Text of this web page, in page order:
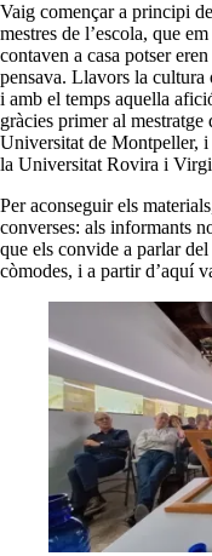
Vaig començar a principi
mestres de l’escola, que
contaven a casa potser
pensava. Llavors la cultura
i amb el temps aquella
gràcies primer al
Universitat de Montpeller,
la Universitat Rovira i
Per aconseguir els
converses: als informants
que els convide a parlar del
còmodes, i a partir d’aquí